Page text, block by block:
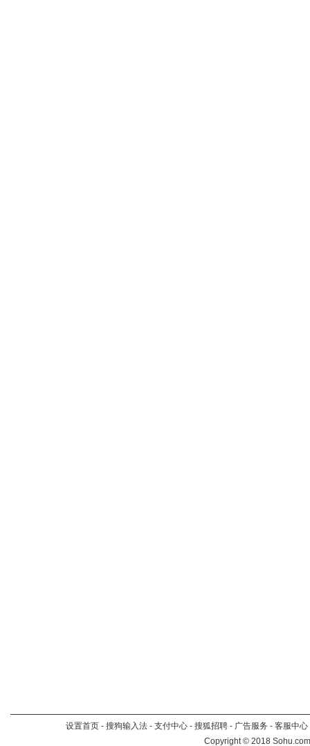
设置首页 - 搜狗输入法 - 支付中心 - 搜狐招聘 - 广告服务 - 客服中心
Copyright©2018